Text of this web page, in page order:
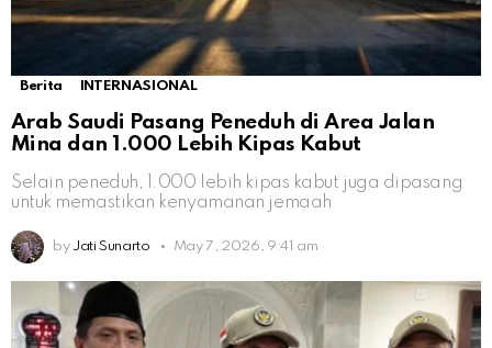
Berita INTERNASIONAL
Arab Saudi Pasang Peneduh di Area Jalan
Mina dan 1.000 Lebih Kipas Kabut
Selain peneduh, 1.000 lebih kipas kabut juga dipasang
untuk memastikan kenyamanan jemaah
by Jati Sunarto May 7, 2026, 9:41 am